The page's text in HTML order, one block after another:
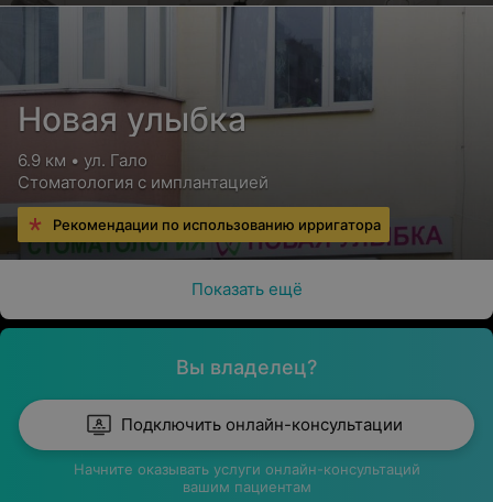
Новая улыбка
6.9 км • ул. Гало
Стоматология с имплантацией
Рекомендации по использованию ирригатора
Показать ещё
Вы владелец?
Подключить онлайн-консультации
Начните оказывать услуги онлайн-консультаций
вашим пациентам